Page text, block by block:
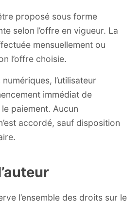
proposé sous forme
selon l’offre en vigueur. La
mensuellement ou
l’offre choisie.
l’utilisateur
immédiat de
paiement. Aucun
accordé, sauf disposition
l’ensemble des droits sur le